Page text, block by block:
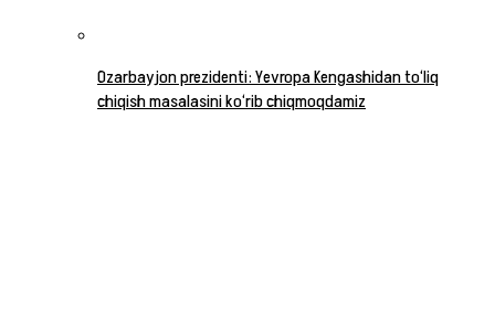
Ozarbayjon prezidenti: Yevropa Kengashidan to‘liq
chiqish masalasini ko‘rib chiqmoqdamiz